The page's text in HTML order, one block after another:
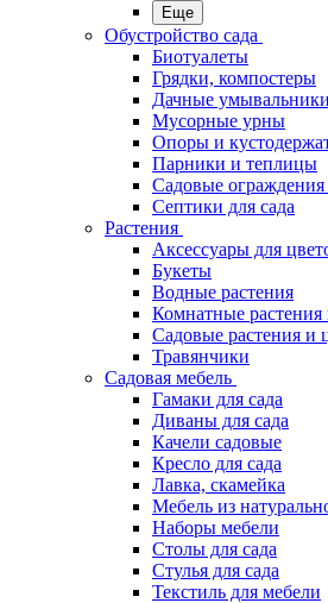
Еще
Обустройство сада
Биотуалеты
Грядки, компостеры
Дачные
Мусорные урны
Опоры и
Парники и теплицы
Садовые
Септики для сада
Растения
Аксессуары для
Букеты
Водные растения
Комнатные
Садовые растения и
Травянчики
Садовая мебель
Гамаки для сада
Диваны для сада
Качели садовые
Кресло для сада
Лавка, скамейка
Мебель из
Наборы мебели
Столы для сада
Стулья для сада
Текстиль для мебели